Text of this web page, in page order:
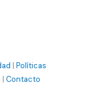
| Políticas
| Contacto